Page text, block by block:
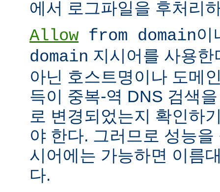
에서 로그파일을 후처리
Allow from domain이
domain 지시어를 사용
아닌 호스트명이나 도메
득이 중복-역 DNS 검색
로 변경되었는지 확인하
야 한다. 그러므로 성능
시어에는 가능하면 이름
다.